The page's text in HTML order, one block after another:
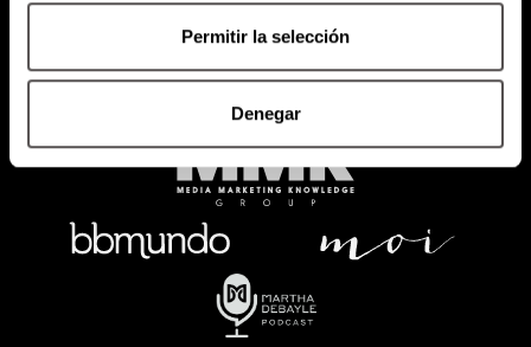
Permitir la selección
Denegar